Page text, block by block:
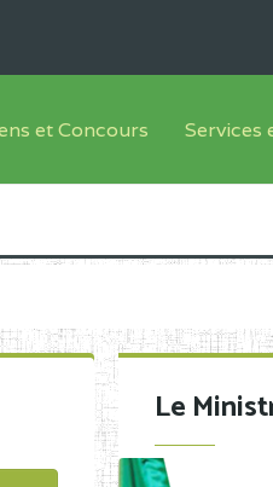
Sous système
et Concours
candidats
disponibles
Services
Gestion
Demande
Le